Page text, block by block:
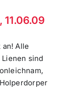
11.06.09
Alle
sind